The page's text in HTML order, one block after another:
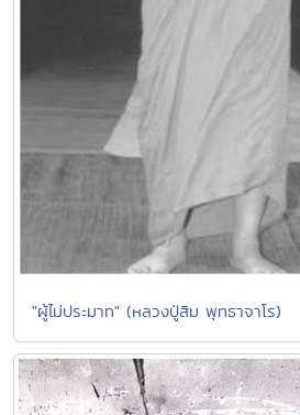
"ผู้ไม่ประมาท" (หลวงปู่สิม พุทธาจาโร)